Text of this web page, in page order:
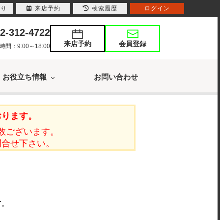
312-4722
間：9:00～18:00 来店予約 会員登録
お役立ち情報 お問い合わせ
ます。
ざいます。
せ下さい。
来店予約 検索履歴 ログイン